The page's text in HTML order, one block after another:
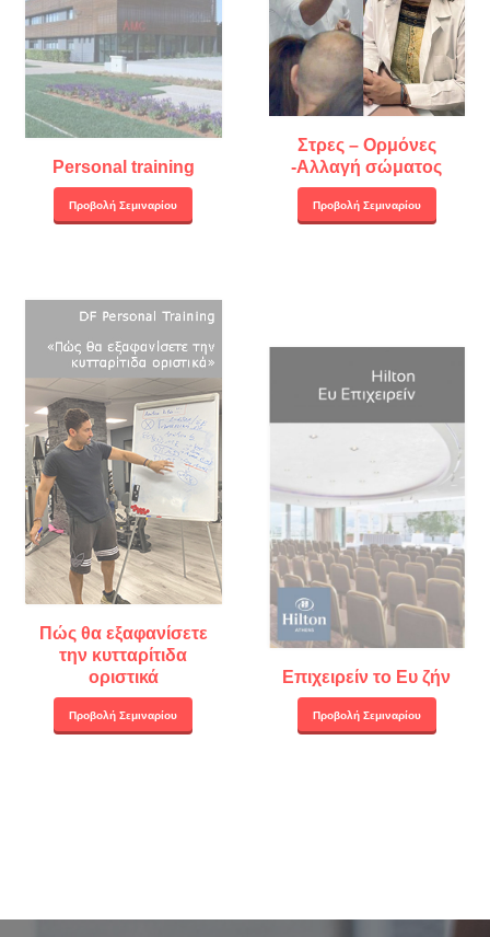
Personal training
Προβολή Σεμιναρίου
Στρες – Ορμόνες
-Αλλαγή σώματος
Προβολή Σεμιναρίου
Πώς θα εξαφανίσετε
την κυτταρίτιδα
οριστικά
Προβολή Σεμιναρίου
Επιχειρείν το Ευ ζήν
Προβολή Σεμιναρίου